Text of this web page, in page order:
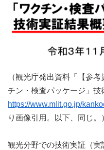
（観光庁発出資料「【参
チン・検査パッケージ」技
https://www.mlit.go.jp/
り画像引用。以下、同じ。
観光分野での技術実証（実